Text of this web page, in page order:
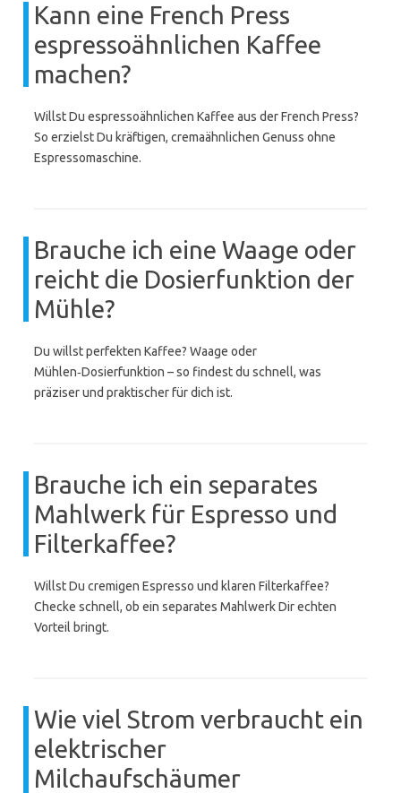
Kann eine French Press
espressoähnlichen Kaffee
machen?
Willst Du espressoähnlichen Kaffee aus der French Press?
So erzielst Du kräftigen, cremaähnlichen Genuss ohne
Espressomaschine.
Brauche ich eine Waage oder
reicht die Dosierfunktion der
Mühle?
Du willst perfekten Kaffee? Waage oder
Mühlen‑Dosierfunktion – so findest du schnell, was
präziser und praktischer für dich ist.
Brauche ich ein separates
Mahlwerk für Espresso und
Filterkaffee?
Willst Du cremigen Espresso und klaren Filterkaffee?
Checke schnell, ob ein separates Mahlwerk Dir echten
Vorteil bringt.
Wie viel Strom verbraucht ein
elektrischer
Milchaufschäumer